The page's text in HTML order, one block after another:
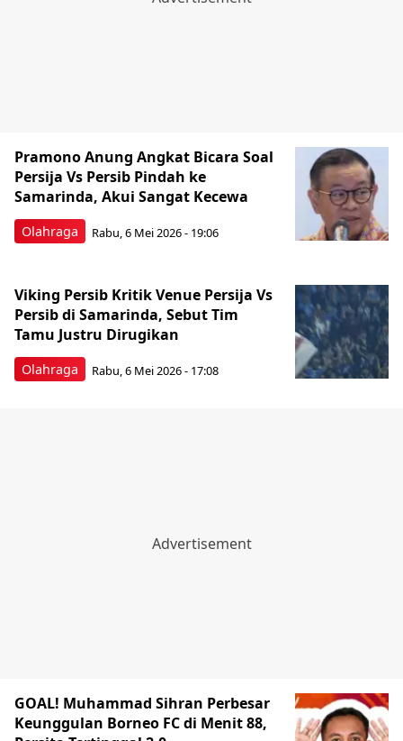
Olahraga
Pramono Anung Angkat Bicara Soal
Persija Vs Persib Pindah ke
Samarinda, Akui Sangat Kecewa
Rabu, 6 Mei 2026 - 19:06
Olahraga
Viking Persib Kritik Venue Persija Vs
Persib di Samarinda, Sebut Tim
Tamu Justru Dirugikan
Rabu, 6 Mei 2026 - 17:08
GOAL! Muhammad Sihran Perbesar
Keunggulan Borneo FC di Menit 88,